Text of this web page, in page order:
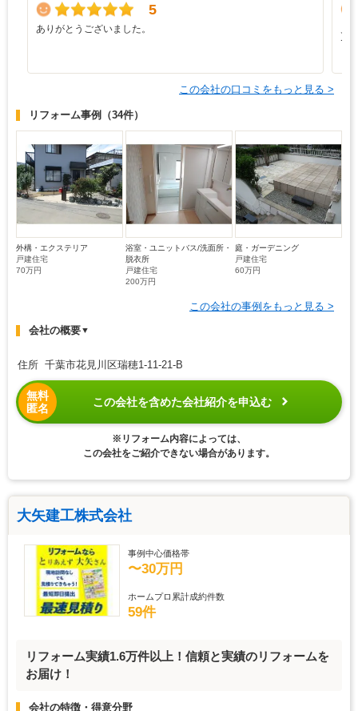
5
ありがとうございました。
で
この会社の口コミをもっと見る >
リフォーム事例 （34件）
外構・エクステリア
戸建住宅
70万円
浴室・ユニットバス/洗面所・
脱衣所
戸建住宅
200万円
庭・ガーデニング
戸建住宅
60万円
この会社の事例をもっと見る >
会社の概要▼
住所 千葉市花見川区瑞穂1-11-21-B
無料
匿名
この会社を含めた会社紹介を申込む
※リフォーム内容によっては、
この会社をご紹介できない場合があります。
大矢建工株式会社
事例中心価格帯
〜30万円
ホームプロ累計成約件数
59件
リフォーム実績1.6万件以上！信頼と実績のリフォームを
お届け！
会社の特徴・得意分野